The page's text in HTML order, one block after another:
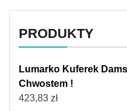
PRODUKTY
Lumarko Kuferek
Chwostem !
423,83 zł